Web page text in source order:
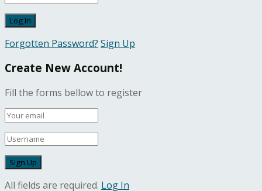
Forgotten Password? Sign Up
Create New Account!
Fill the forms bellow to register
All fields are required. Log In